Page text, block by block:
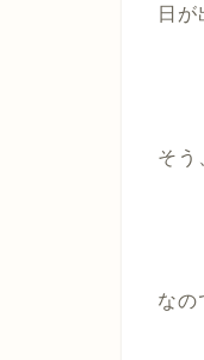
日が
そう
なの